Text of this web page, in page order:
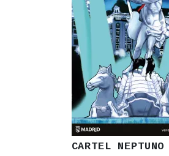
CARTEL NEPTUNO